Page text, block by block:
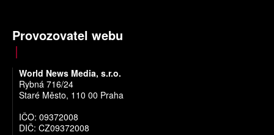
Provozovatel webu
World News Media, s.r.o.
Rybná 716/24
Staré Město, 110 00 Praha
IČO: 09372008
DIČ: CZ09372008